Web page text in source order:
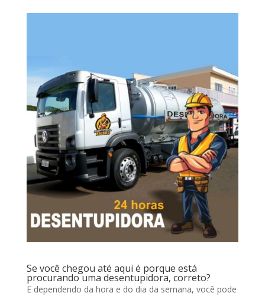
Se você chegou até aqui é porque está
procurando uma desentupidora, correto?
E dependendo da hora e do dia da semana, você pode